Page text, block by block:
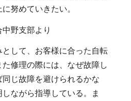
努めていきたい。
野支部より
して、お客様に合った自転
修理の際には、なぜ故障し
じ故障を避けられるかな
ながら指導している。ま